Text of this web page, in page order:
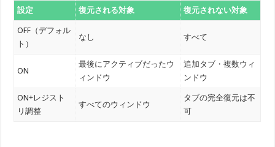
設定 復元される対象 復元されない対象
OFF（デフォル
ト）
なし すべて
ON
最後にアクティブだったウ
ィンドウ
追加タブ・複数ウィ
ンドウ
ON+レジスト
リ調整
すべてのウィンドウ
タブの完全復元は不
可